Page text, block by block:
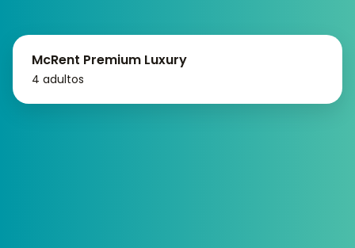
McRent Premium Luxury
4 adultos